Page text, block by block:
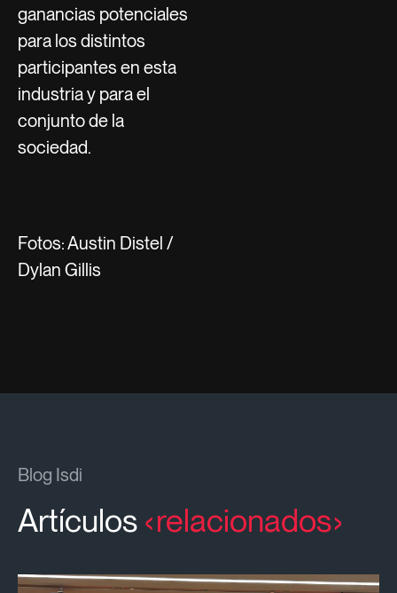
ganancias potenciales
para los distintos
participantes en esta
industria y para el
conjunto de la
sociedad.
Fotos: Austin Distel /
Dylan Gillis
Blog Isdi
Artículos relacionados